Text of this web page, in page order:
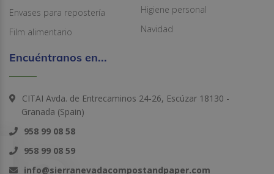
Envases para repostería
Film alimentario
Higiene personal
Navidad
Encuéntranos en...
CITAI Avda. de Entrecaminos 24-26, Escúzar 18130 -
Granada (Spain)
958 99 08 58
958 99 08 59
info@sierranevadacompostandpaper.com